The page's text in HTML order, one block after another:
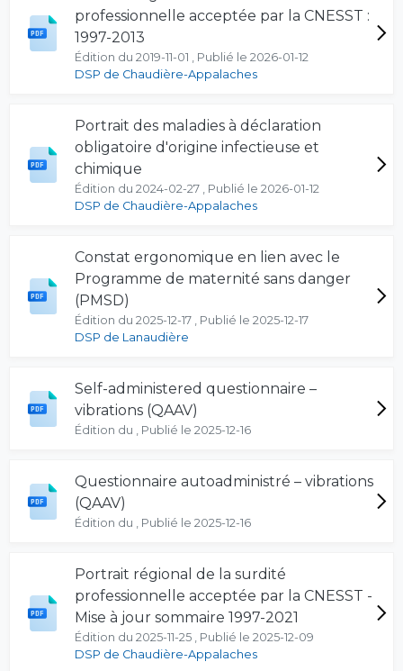
professionnelle acceptée par la CNESST :
1997-2013
Édition du 2019-11-01 , Publié le 2026-01-12
DSP de Chaudière-Appalaches
Portrait des maladies à déclaration
obligatoire d'origine infectieuse et
chimique
Édition du 2024-02-27 , Publié le 2026-01-12
DSP de Chaudière-Appalaches
Constat ergonomique en lien avec le
Programme de maternité sans danger
(PMSD)
Édition du 2025-12-17 , Publié le 2025-12-17
DSP de Lanaudière
Self-administered questionnaire –
vibrations (QAAV)
Édition du , Publié le 2025-12-16
Questionnaire autoadministré – vibrations
(QAAV)
Édition du , Publié le 2025-12-16
Portrait régional de la surdité
professionnelle acceptée par la CNESST -
Mise à jour sommaire 1997-2021
Édition du 2025-11-25 , Publié le 2025-12-09
DSP de Chaudière-Appalaches